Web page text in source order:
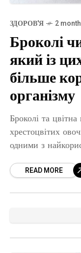
ЗДОРОВ'Я 2
Броколі
який із
більше
організму
Броколі та
хрестоцвітих
одними з
мінерали,
READ MORE